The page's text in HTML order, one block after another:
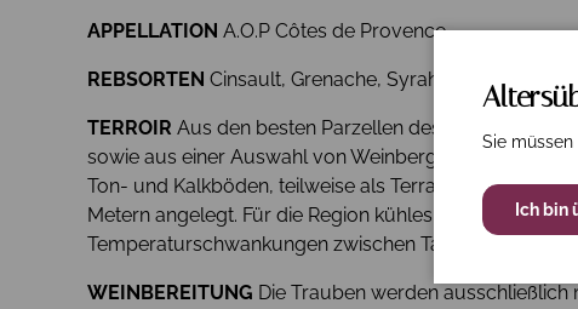
APPELLATION A.O.P Côtes de Provence
REBSORTEN Cinsault, Grenache, Syrah, Rolle
TERROIR Aus den besten Parzellen des Châteaus
sowie aus einer Auswahl von Weinbergen in den
Ton- und Kalkböden, teilweise als
Metern angelegt. Für die Region kühles Klima mit
Temperaturschwankungen zwischen Tag und Nacht.
WEINBEREITUNG Die Trauben werden
Sie
Ich bin